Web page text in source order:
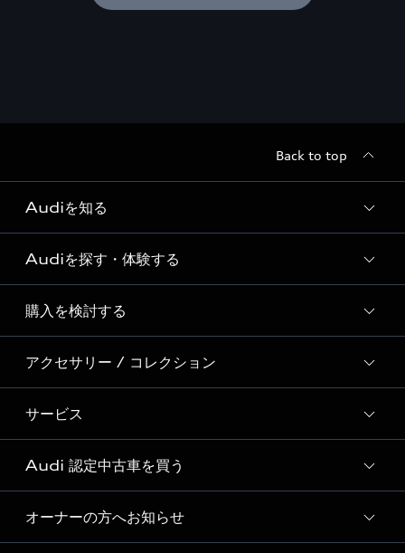
Back to top
Audiを知る
Audi ブランド
Story of Progress
Audi Sport
Formula 1®
デジタルサービス
Audiを探す・体験する
ディーラー検索
新車在庫検索
試乗車・展示車検索
見積り依頼
試乗予約
購入を検討する
モデル一覧
特別仕様モデル / 限定モデル
e-tronラインアップ
価格シミュレーション
車両比較
アクセサリー / コレクション
純正アクセサリー
オンラインショップ
Audi collection
アウディナビアプリ
サービス
サービス入庫予約
サービスプログラム
メンテナンス
Audi 認定中古車を買う
Audi認定中古車
オーナーの方へお知らせ